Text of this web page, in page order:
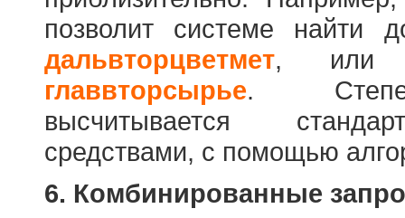
позволит системе найти
дальвторцветмет,
главвторсырье.
высчитывается
средствами, с помощью
6. Комбинированные